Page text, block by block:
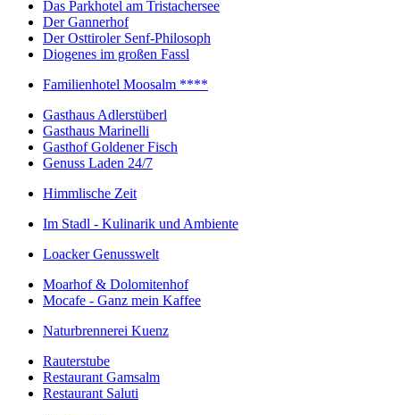
Das Parkhotel am Tristachersee
Der Gannerhof
Der Osttiroler Senf-Philosoph
Diogenes im großen Fassl
Familienhotel Moosalm ****
Gasthaus Adlerstüberl
Gasthaus Marinelli
Gasthof Goldener Fisch
Genuss Laden 24/7
Himmlische Zeit
Im Stadl - Kulinarik und Ambiente
Loacker Genusswelt
Moarhof & Dolomitenhof
Mocafe - Ganz mein Kaffee
Naturbrennerei Kuenz
Rauterstube
Restaurant Gamsalm
Restaurant Saluti